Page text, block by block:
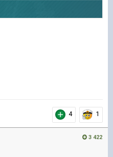
4 1
3 422